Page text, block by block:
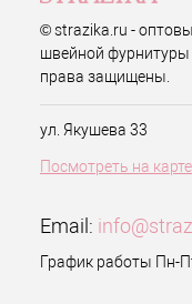
© strazika.ru -
швейной фурнитуры
права защищены.
ул. Якушева 33
Посмотреть на карте
Email:
График работы Пн-